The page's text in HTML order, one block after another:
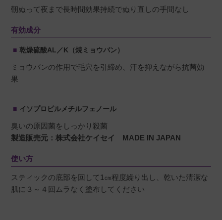
しいです。
D-tubeよりも、塗りやすいです。
かゆくならず、快適です。
購入者
朝ぬって夜まで長時間効果持続でぬり直しの手間なし
有効成分
乾燥硫酸AL／K（焼ミョウバン）
ミョウバンの作用で毛穴を引締め、汗を抑えながら抗菌効
果
イソプロピルメチルフェノール
臭いの原因菌をしっかり殺菌
製造販売元：株式会社ケイセイ MADE IN JAPAN
使い方
スティックの底部を回して1㎝程度繰り出し、乾いた清潔な
肌に３～４回ムラなく塗布してください